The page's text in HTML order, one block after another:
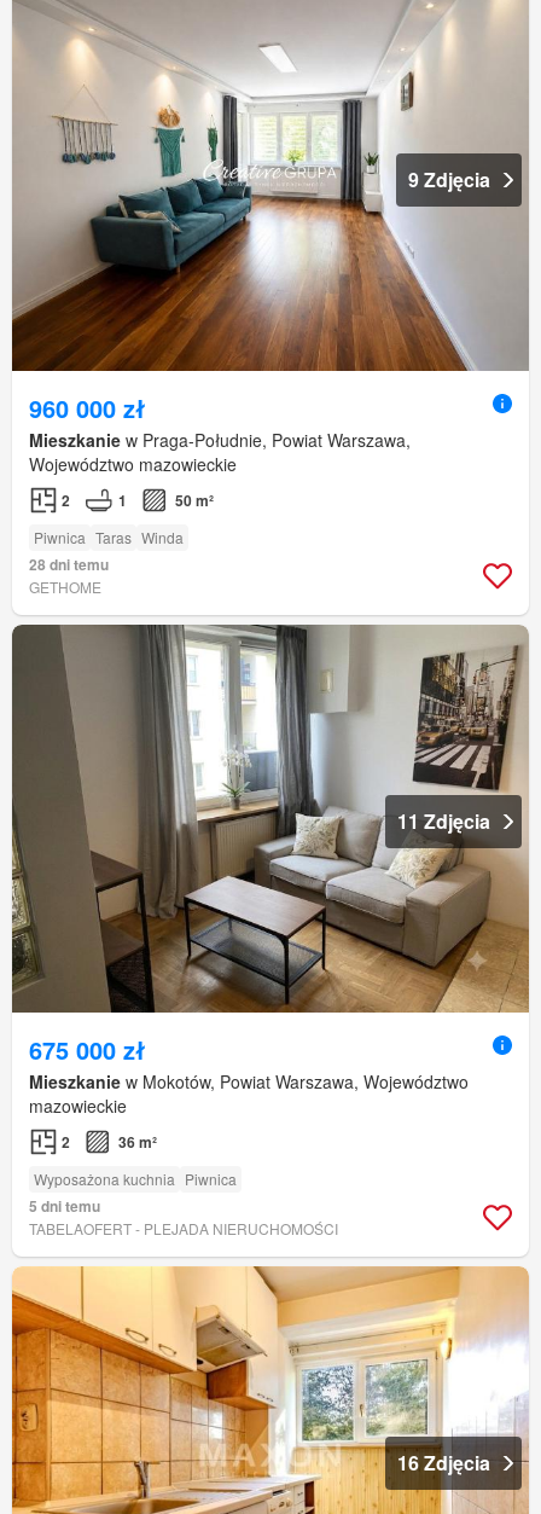
9 Zdjęcia
960 000 zł
Mieszkanie w Praga-Południe, Powiat Warszawa,
Województwo mazowieckie
2 1 50 m²
Piwnica Taras Winda
28 dni temu
GETHOME
11 Zdjęcia
675 000 zł
Mieszkanie w Mokotów, Powiat Warszawa, Województwo
mazowieckie
2 36 m²
Wyposażona kuchnia Piwnica
5 dni temu
TABELAOFERT - PLEJADA NIERUCHOMOŚCI
16 Zdjęcia